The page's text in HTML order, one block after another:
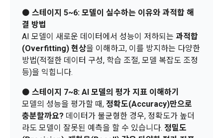
적용일자 및 개정사유를 명시하여 현행 약관과 함께 “회사” 홈페
이지의 공지게시판에 그 적용일자 7일 이전부터 적용일자 전일
까지 공지한다.
5. '회사' 약관의 조항에 따른 정책을 제정 및 변경할 권리를 가지
며, 정책 또한 개정될 시에는 적용일자와 개정사유를 명시하여
“회사” 홈페이지의 공지게시판에 그 적용일자 7일 이전부터 적
용일자 전일까지 공지한다.
6. "회원"은 변경된 약관에 대해 거부할 권리가 있다. "회원"은 변
경된 약관이 공지된 지 15일 이내에 거부의사를 표명할 수 있다.
"회원"이 거부하는 경우 본 서비스 제공자인 "회사"는 15일의 기
간을 정하여 "회원"에게 사전 통지 후 당해 "회원"과의 계약을 해
필수 항목 : 아이디, 비밀번호, 이름, 닉네임, 이메일
선택 항목 : 휴대폰번호, 생년월일, 국가, 직업
데이콘 내의 개별 서비스 이용, 상금 및 상품 지급 과정에서 해당
서비스의 이용자에 한해 추가 개인정보 수집이 발생할 수 있습
니다. 추가로 개인정보를 수집할 경우에는 해당 개인정보 수집
시점에서 이용자에게 ‘수집하는 개인정보 항목, 개인정보의 수
집 및 이용목적, 개인정보의 보관기간’에 대해 안내 드리고 동의
를 받습니다.
⚫️ 스테이지 5~6: 모델이 실수하는 이유와 과적합 해
결 방법
AI 모델이 새로운 데이터에서 성능이 저하되는 과적합
(Overfitting) 현상을 이해하고, 이를 방지하는 다양한
방법(적절한 데이터 구성, 학습 조절, 모델 복잡도 조정
등)을 익힙니다.
⚫️ 스테이지 7~8: AI 모델의 평가 지표 이해하기
모델의 성능을 평가할 때, 정확도(Accuracy)만으로
충분할까요? 데이터가 불균형한 경우, 정확도가 높더
라도 모델이 잘못된 예측을 할 수 있습니다. 정밀도